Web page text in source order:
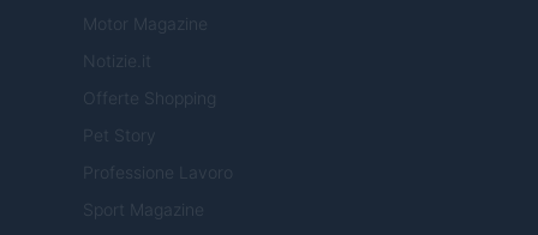
Motor Magazine
Notizie.it
Offerte Shopping
Pet Story
Professione Lavoro
Sport Magazine